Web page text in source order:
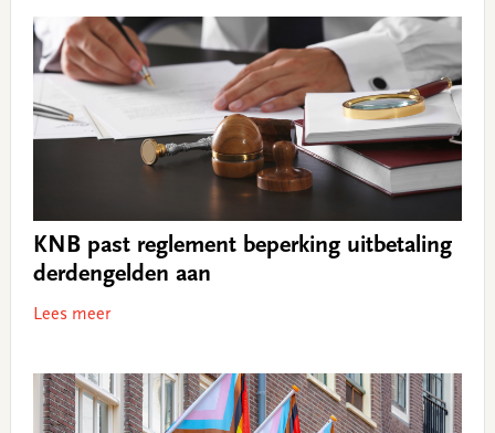
KNB past reglement beperking uitbetaling
derdengelden aan
Lees meer